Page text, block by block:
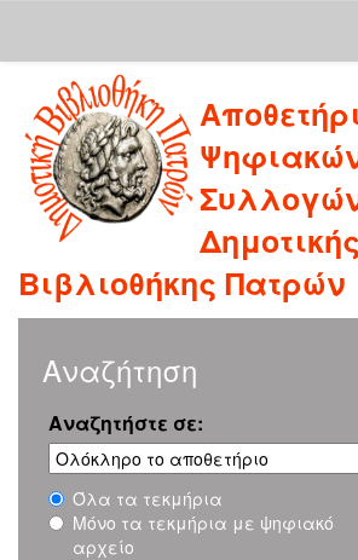
navigation
Δημοτικής
Βιβλιοθήκης Πατρών
Αναζήτηση
Αναζητήστε σε:
Όλα τα τεκμήρια
Μόνο τα τεκμήρια με ψηφιακό
αρχείο